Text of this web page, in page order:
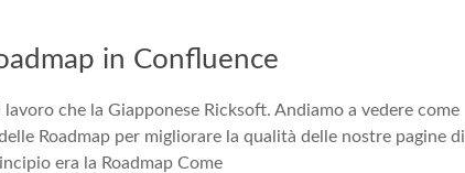
in Confluence
che la Giapponese Ricksoft. Andiamo a vedere come
Roadmap per migliorare la qualità delle nostre pagine di
era la Roadmap Come